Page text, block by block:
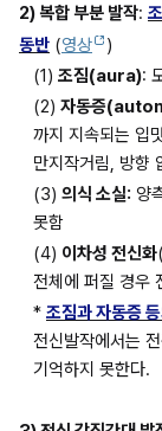
2) 복합 부분 발작:
동반 (영상
)
(1) 조짐(aura):
(2) 자동증
까지 지속되는 입
만지작거림, 방향
(3) 의식 소실: 양
못함
(4) 이차성 전신화
전체에 퍼질 경우
* 조짐과 자동증
전신발작에서는
기억하지 못한다.